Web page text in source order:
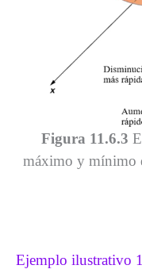
Figura 11.6.3
máximo y mínimo
Ejemplo ilustrativo